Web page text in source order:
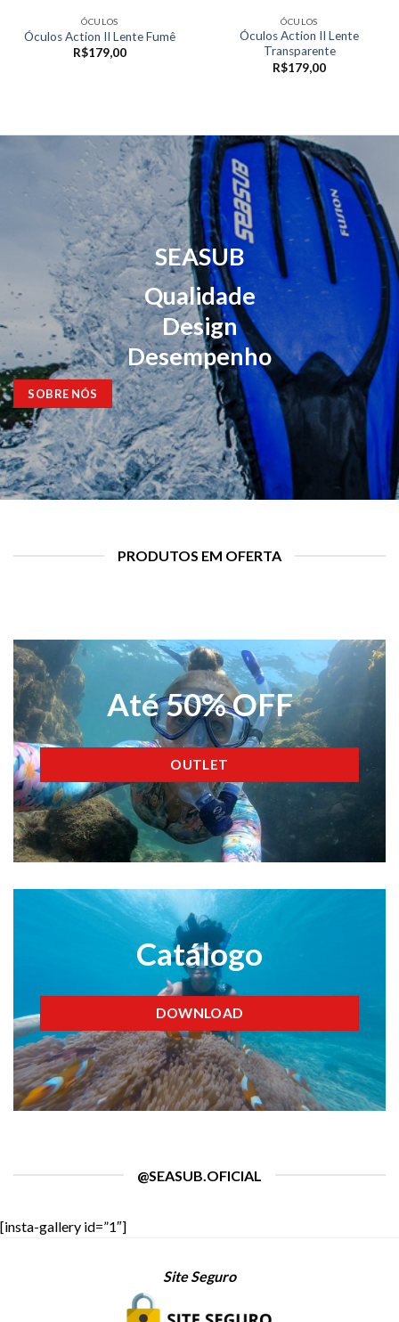
ÓCULOS
Óculos Action II Lente Fumê
R$179,00
ÓCULOS
Óculos Action II Lente
Transparente
R$179,00
SEASUB
Qualidade
Design
Desempenho
SOBRE NÓS
PRODUTOS EM OFERTA
Até 50% OFF
OUTLET
Catálogo
DOWNLOAD
@SEASUB.OFICIAL
[insta-gallery id=”1″]
Site Seguro